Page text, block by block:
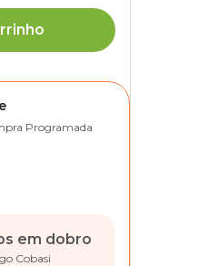
Programada
em dobro
Cobasi